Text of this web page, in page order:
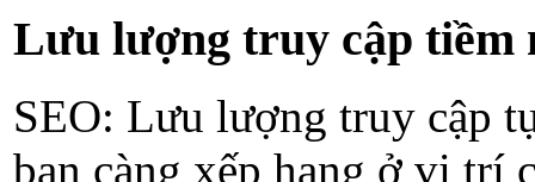
Lưu lượng truy cập tiềm
SEO: Lưu lượng truy cập
bạn càng xếp hạng ở vị trí